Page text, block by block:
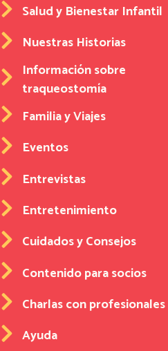
Salud y Bienestar Infantil
Nuestras Historias
Información sobre
traqueostomía
Familia y Viajes
Eventos
Entrevistas
Entretenimiento
Cuidados y Consejos
Contenido para socios
Charlas con profesionales
Ayuda